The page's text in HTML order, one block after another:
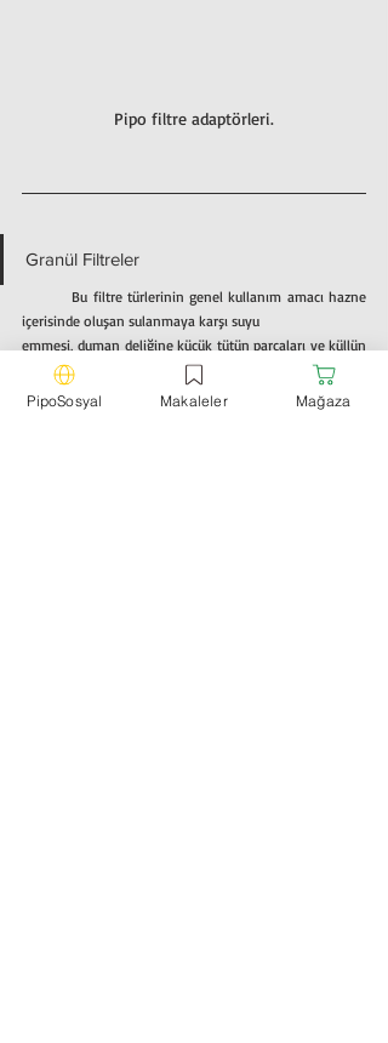
Pipo filtre adaptörleri.
Granül Filtreler
içerisinde oluşan sulanmaya karşı suyu
emmesi, duman deliğine küçük tütün parçaları ve küllün
kaçmasını engellemek ve hazne
dibine ısının zarar vermesini engellemektir.
PipoSosyal Makaleler Mağaza